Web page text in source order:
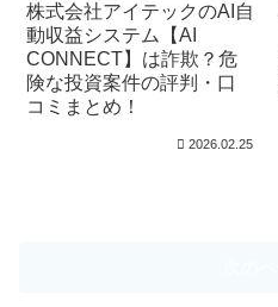
株式会社アイテックのAI自
動収益システム【AI
CONNECT】は詐欺？危
険な投資案件の評判・口
コミまとめ！
2026.02.25